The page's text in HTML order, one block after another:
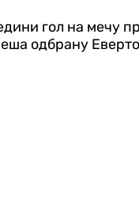
гол на мечу
одбрану